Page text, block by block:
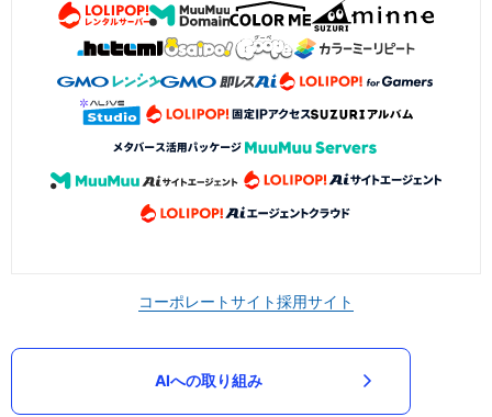
コーポレートサイト採用サイト
AIへの取り組み